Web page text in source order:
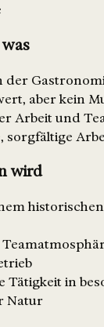
der
aber kein
Arbeit und
sorgfältige
wird
Tätigkeit in
Natur